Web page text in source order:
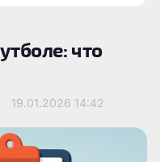
что
19.01.2026 14:42